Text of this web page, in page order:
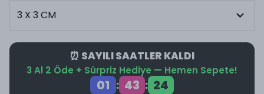
⏰ SAYILI SAATLER KALDI
3 Al 2 Öde + Sürpriz Hediye — Hemen Sepete!
01 : 43 : 24